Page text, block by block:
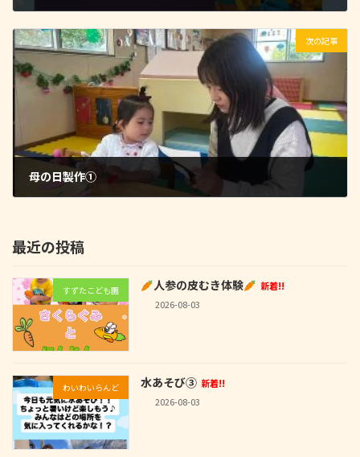
次の記事
母の日製作①
最近の投稿
すずたこども園 人参の皮むき体験
新着!!
2026-08-03
わいわいらんど 水あそび③ 新着!!
2026-08-03